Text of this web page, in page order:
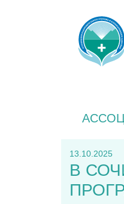
13.10.2025
В